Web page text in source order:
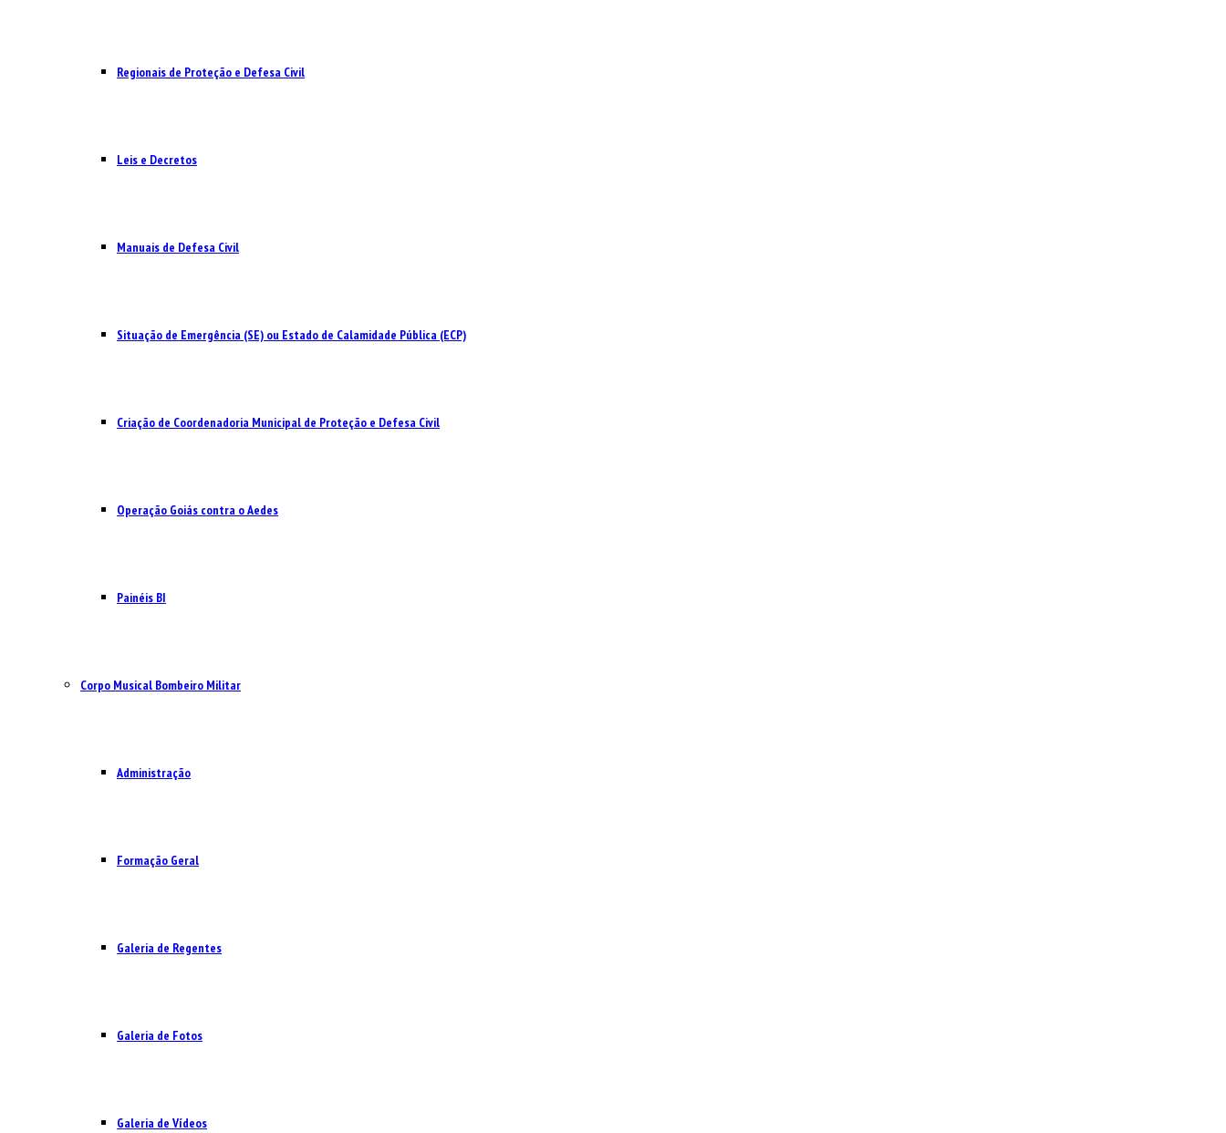
Regionais de Proteção e Defesa Civil
Leis e Decretos
Manuais de Defesa Civil
Situação de Emergência (SE) ou Estado de Calamidade Pública (ECP)
Criação de Coordenadoria Municipal de Proteção e Defesa Civil
Operação Goiás contra o Aedes
Painéis BI
Corpo Musical Bombeiro Militar
Administração
Formação Geral
Galeria de Regentes
Galeria de Fotos
Galeria de Vídeos